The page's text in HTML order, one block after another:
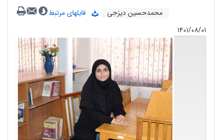
محمدحسین دیزجی
فایلهای مرتبط
۱۴۰۱/۰۸/۰۱